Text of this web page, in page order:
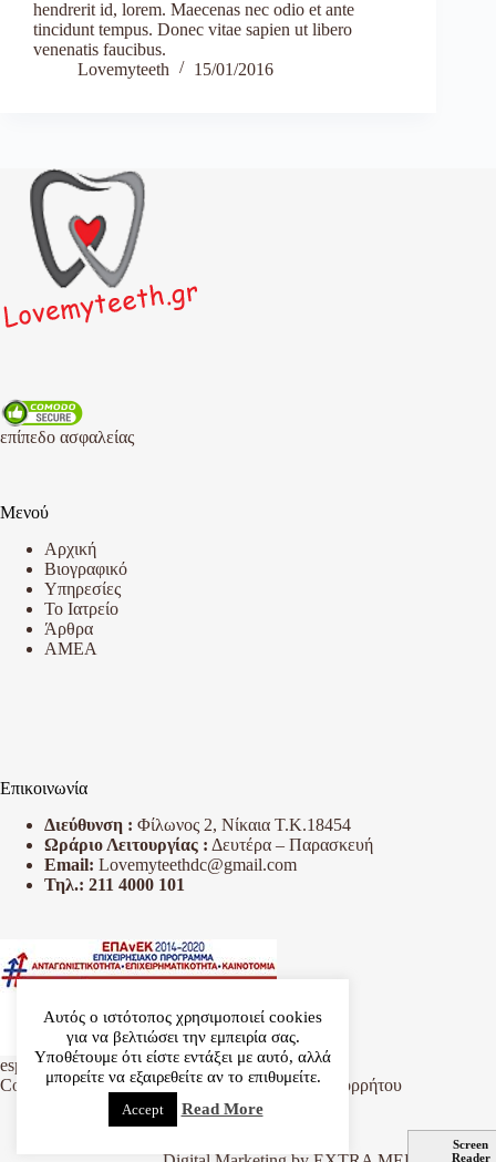
hendrerit id, lorem. Maecenas nec odio et ante
tincidunt tempus. Donec vitae sapien ut libero
venenatis faucibus.
Lovemyteeth
15/01/2016
επίπεδο ασφαλείας
Μενού
Αρχική
Βιογραφικό
Υπηρεσίες
Το Ιατρείο
Άρθρα
AMEA
Επικοινωνία
Διεύθυνση : Φίλωνος 2, Νίκαια Τ.Κ.18454
Ωράριο Λειτουργίας : Δευτέρα – Παρασκευή
Email: Lovemyteethdc@gmail.com
Τηλ.: 211 4000 101
espa
Copyright © 2026.Όροι Χρήσης-Πολιτική Απορρήτου
Αυτός ο ιστότοπος χρησιμοποιεί cookies
για να βελτιώσει την εμπειρία σας.
Υποθέτουμε ότι είστε εντάξει με αυτό, αλλά
μπορείτε να εξαιρεθείτε αν το επιθυμείτε.
Accept Read More